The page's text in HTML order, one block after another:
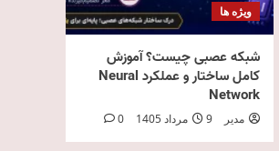
ویژه ها
شبکه عصبی چیست؟ آموزش
کامل ساختار و عملکرد Neural
Network
مدیر 9 مرداد 1405 0